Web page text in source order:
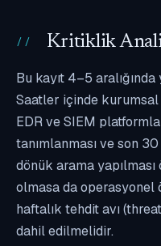
Kritiklik
Bu kayıt 4–5
Saatler içinde
EDR ve SIEM
tanımlanması ve son
dönük arama
olmasa da operasyonel
haftalık tehdit avı
dahil edilmelidir.